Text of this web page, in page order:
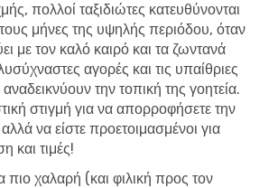
πολλοί ταξιδιώτες κατευθύνονται
μήνες της υψηλής περιόδου, όταν
με τον καλό καιρό και τα ζωντανά
αγορές και τις υπαίθριες
την τοπική της γοητεία.
στιγμή για να απορροφήσετε την
να είστε προετοιμασμένοι για
και τιμές!
πιο χαλαρή (και φιλική προς τον